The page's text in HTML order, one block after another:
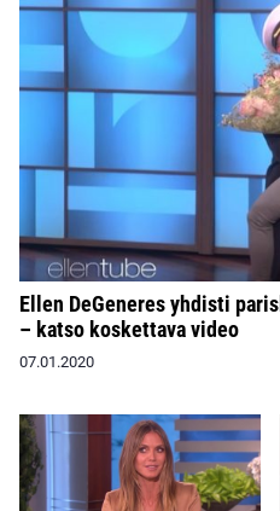
Ellen DeGeneres yhdisti
– katso koskettava video
07.01.2020